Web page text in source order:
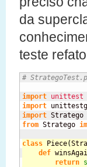
da
teste
#
import unittest
import
import
from Stratego
class Piece(
def
return